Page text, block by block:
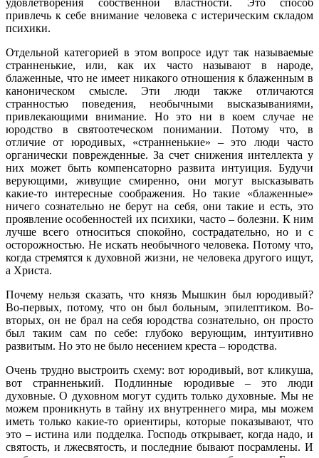
привлечь к себе внимание человека с истерическим складом
психики.
Отдельной категорией в этом вопросе идут так называемые
странненькие, или, как их часто называют в народе,
блаженные, что не имеет никакого отношения к блаженным в
каноническом смысле. Эти люди также отличаются
странностью поведения, необычными высказываниями,
привлекающими внимание. Но это ни в коем случае не
юродство в святоотеческом понимании. Потому что, в
отличие от юродивых, «странненькие» – это люди часто
органически поврежденные. За счет снижения интеллекта у
них может быть компенсаторно развита интуиция. Будучи
верующими, живущие смиренно, они могут высказывать
какие-то интересные соображения. Но такие «блаженные»
ничего сознательно не берут на себя, они такие и есть, это
проявление особенностей их психики, часто – болезни. К ним
лучше всего относиться спокойно, сострадательно, но и с
осторожностью. Не искать необычного человека. Потому что,
когда стремятся к духовной жизни, не человека другого ищут,
а Христа.
Почему нельзя сказать, что князь Мышкин был юродивый?
Во-первых, потому, что он был больным, эпилептиком. Во-
вторых, он не брал на себя юродства сознательно, он просто
был таким сам по себе: глубоко верующим, интуитивно
развитым. Но это не было несением креста – юродства.
Очень трудно выстроить схему: вот юродивый, вот кликуша,
вот странненький. Подлинные юродивые – это люди
духовные. О духовном могут судить только духовные. Мы не
можем проникнуть в тайну их внутреннего мира, мы можем
иметь только какие-то ориентиры, которые показывают, что
это – истина или подделка. Господь открывает, когда надо, и
святость, и лжесвятость, и последние бывают посрамлены. И